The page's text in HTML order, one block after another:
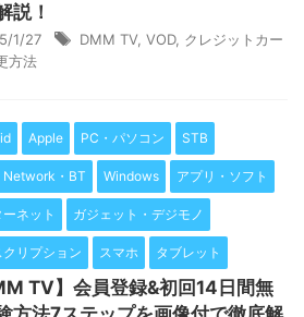
説！
1/27 DMM TV, VOD, クレジットカー
方法
Apple PC・パソコン STB
Network・BT Windows アプリ・ソフト
ネット ガジェット・デジモノ
リプション スマホ タブレット
TV】会員登録&初回14日間無